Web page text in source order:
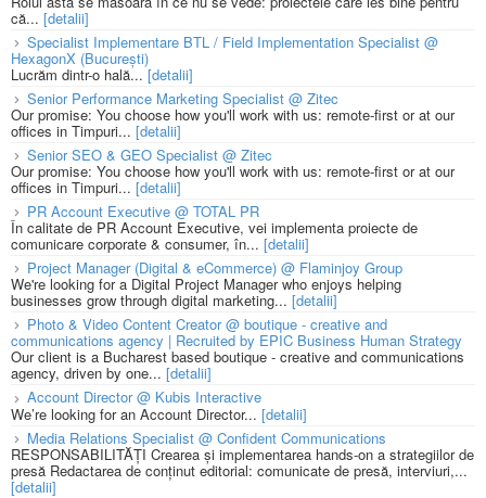
că... [detalii]
Specialist Implementare BTL / Field Implementation Specialist @
HexagonX (București)
Lucrăm dintr-o hală...[detalii]
Senior Performance Marketing Specialist @ Zitec
Our promise: You choose how you'll work with us: remote-first or at our
offices in Timpuri... [detalii]
Senior SEO & GEO Specialist @ Zitec
Our promise: You choose how you'll work with us: remote-first or at our
offices in Timpuri... [detalii]
PR Account Executive @ TOTAL PR
În calitate de PR Account Executive, vei implementa proiecte de
comunicare corporate & consumer, în... [detalii]
Project Manager (Digital & eCommerce) @ Flaminjoy Group
We're looking for a Digital Project Manager who enjoys helping
businesses grow through digital marketing... [detalii]
Photo & Video Content Creator @ boutique - creative and
communications agency | Recruited by EPIC Business Human Strategy
Our client is a Bucharest based boutique - creative and communications
agency, driven by one... [detalii]
Account Director @ Kubis Interactive
We’re looking for an Account Director... [detalii]
Media Relations Specialist @ Confident Communications
RESPONSABILITĂȚI Crearea și implementarea hands-on a strategiilor de
presă Redactarea de conținut editorial: comunicate de presă, interviuri,...
[detalii]